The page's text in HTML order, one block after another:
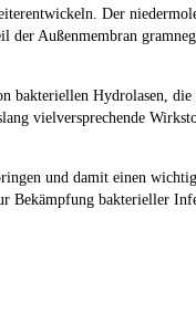
Der
Außenmembran
Hydrolasen, die
vielversprechende
und damit einen
Bekämpfung bakterieller